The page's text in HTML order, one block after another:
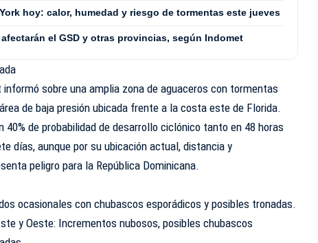
hoy: calor, humedad y riesgo de tormentas este jueves
el GSD y otras provincias, según Indomet
sobre una amplia zona de aguaceros con tormentas
de baja presión ubicada frente a la costa este de Florida.
de probabilidad de desarrollo ciclónico tanto en 48 horas
días, aunque por su ubicación actual, distancia y
peligro para la República Dominicana.
ocasionales con chubascos esporádicos y posibles tronadas.
y Oeste: Incrementos nubosos, posibles chubascos